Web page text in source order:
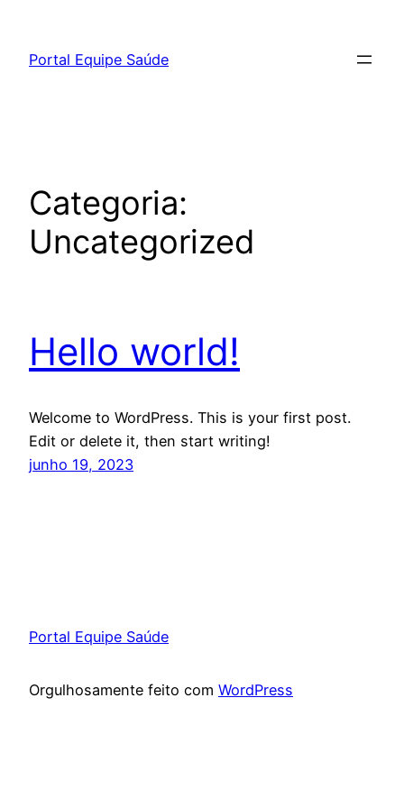
Portal Equipe Saúde
Categoria:
Uncategorized
Hello world!
Welcome to WordPress. This is your first post.
Edit or delete it, then start writing!
junho 19, 2023
Portal Equipe Saúde
Orgulhosamente feito com WordPress